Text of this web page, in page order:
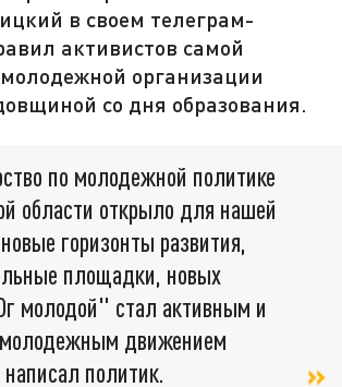
в своем телеграм-
активистов самой
организации
со дня образования.
по молодежной политике
области открыло для нашей
горизонты развития,
площадки, новых
молодой" стал активным и
движением
политик.